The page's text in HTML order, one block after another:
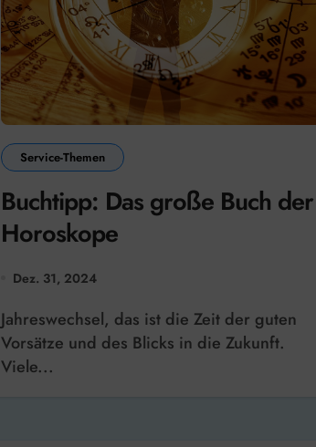
Service-Themen
Buchtipp: Das große Buch der
Horoskope
Dez. 31, 2024
Jahreswechsel, das ist die Zeit der guten
Vorsätze und des Blicks in die Zukunft.
Viele...